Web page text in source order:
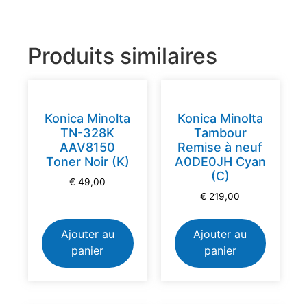
Produits similaires
Konica Minolta
TN-328K
AAV8150
Toner Noir (K)
€ 49,00
Ajouter au
panier
Konica Minolta
Tambour
Remise à neuf
A0DE0JH Cyan
(C)
€ 219,00
Ajouter au
panier